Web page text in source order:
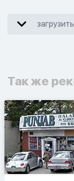
Так же